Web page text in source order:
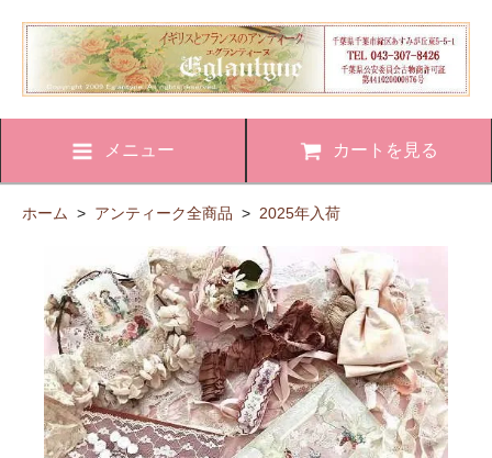
メニュー カートを見る
ホーム > アンティーク全商品 > 2025年入荷